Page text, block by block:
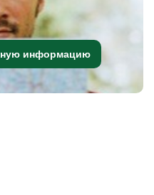
информацию